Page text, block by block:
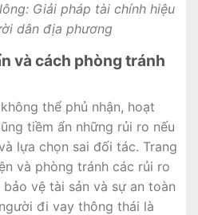
Giải pháp tài chính hiệu
dân địa phương
và cách phòng tránh
thể phủ nhận, hoạt
tiềm ẩn những rủi ro nếu
lựa chọn sai đối tác. Trang
và phòng tránh các rủi ro
vệ tài sản và sự an toàn
đi vay thông thái là